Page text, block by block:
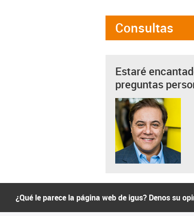
Consultas
Estaré
preguntas
¿Qué le parece la página web de igus? Denos su